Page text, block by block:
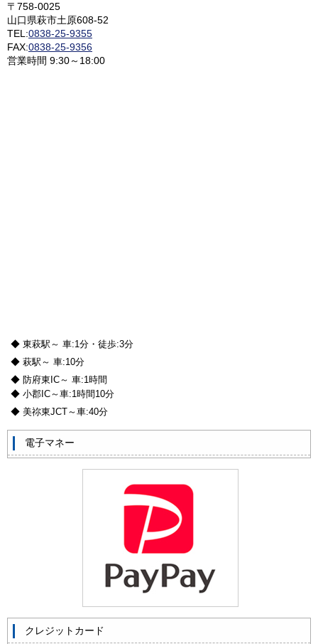
〒758-0025
山口県萩市土原608-52
TEL:0838-25-9355
FAX:0838-25-9356
営業時間 9:30～18:00
◆ 東萩駅～ 車:1分・徒歩:3分
◆ 萩駅～ 車:10分
◆ 防府東IC～ 車:1時間
◆ 小郡IC～車:1時間10分
◆ 美祢東JCT～車:40分
電子マネー
クレジットカード